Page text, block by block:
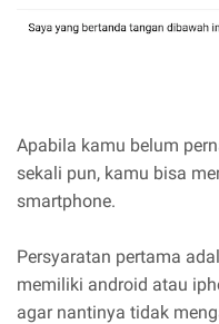
Apabila kamu belum
sekali pun, kamu bisa
smartphone.
Persyaratan pertama
memiliki android atau
agar nantinya tidak